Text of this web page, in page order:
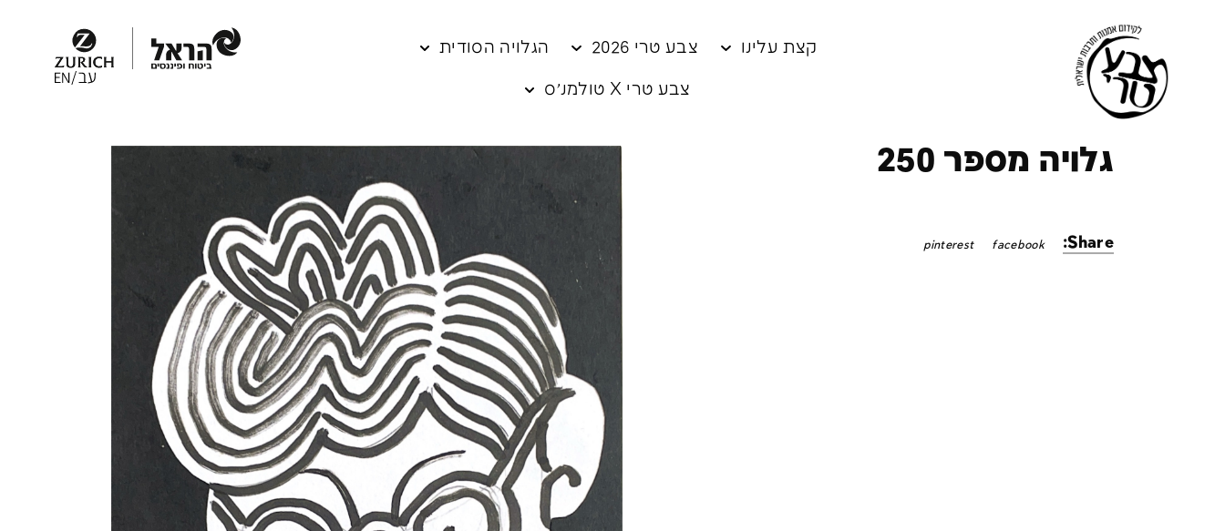
קצת עלינו צבע טרי 2026 הגלויה הסודית
צבע טרי X טולמנ׳ס
גלויה מספר 250
Share:
facebook
pinterest